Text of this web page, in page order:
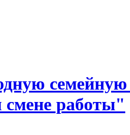
смене работы"